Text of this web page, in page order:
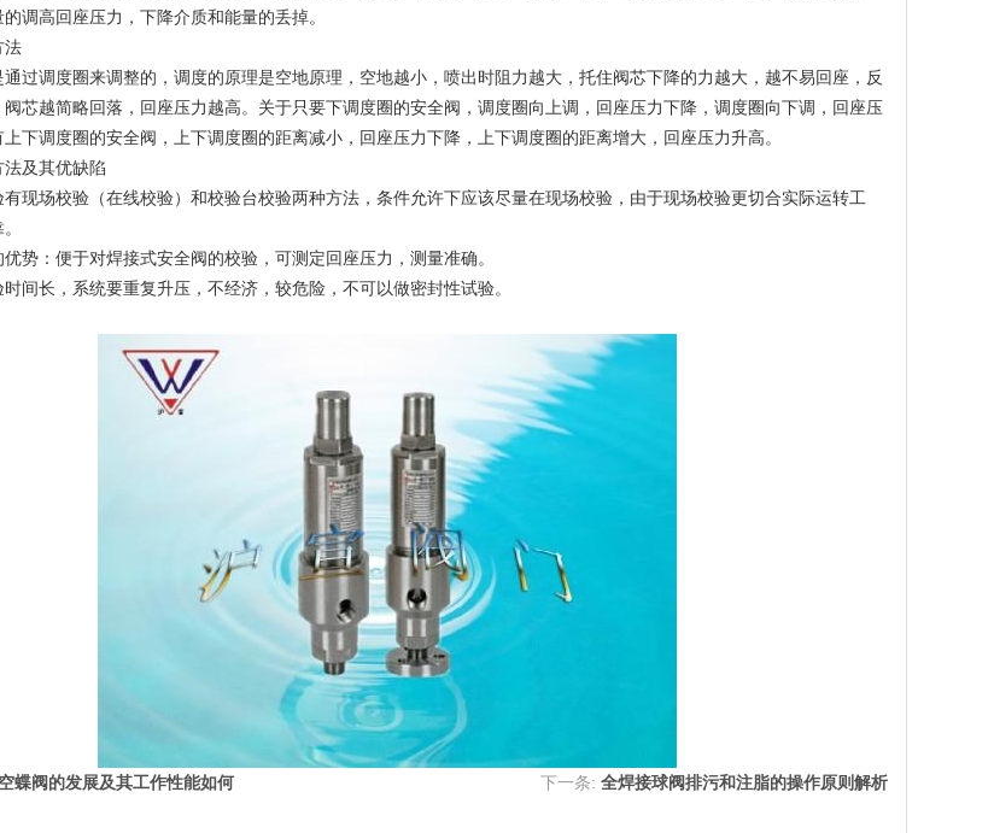
调高回座压力，下降介质和能量的丢掉。
调度圈来调整的，调度的原理是空地原理，空地越小，喷出时阻力越大，托住阀芯下降的力越大，越不易回座，反
阀芯越简略回落，回座压力越高。关于只要下调度圈的安全阀，调度圈向上调，回座压力下降，调度圈向下调，回座压
下调度圈的安全阀，上下调度圈的距离减小，回座压力下降，上下调度圈的距离增大，回座压力升高。
及其优缺陷
场校验（在线校验）和校验台校验两种方法，条件允许下应该尽量在现场校验，由于现场校验更切合实际运转工
：便于对焊接式安全阀的校验，可测定回座压力，测量准确。
长，系统要重复升压，不经济，较危险，不可以做密封性试验。
蝶阀的发展及其工作性能如何 下一条: 全焊接球阀排污和注脂的操作原则解析